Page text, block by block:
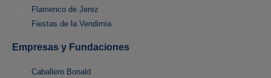
Flamenco de Jerez
Fiestas de la Vendimia
Empresas y Fundaciones
Caballero Bonald